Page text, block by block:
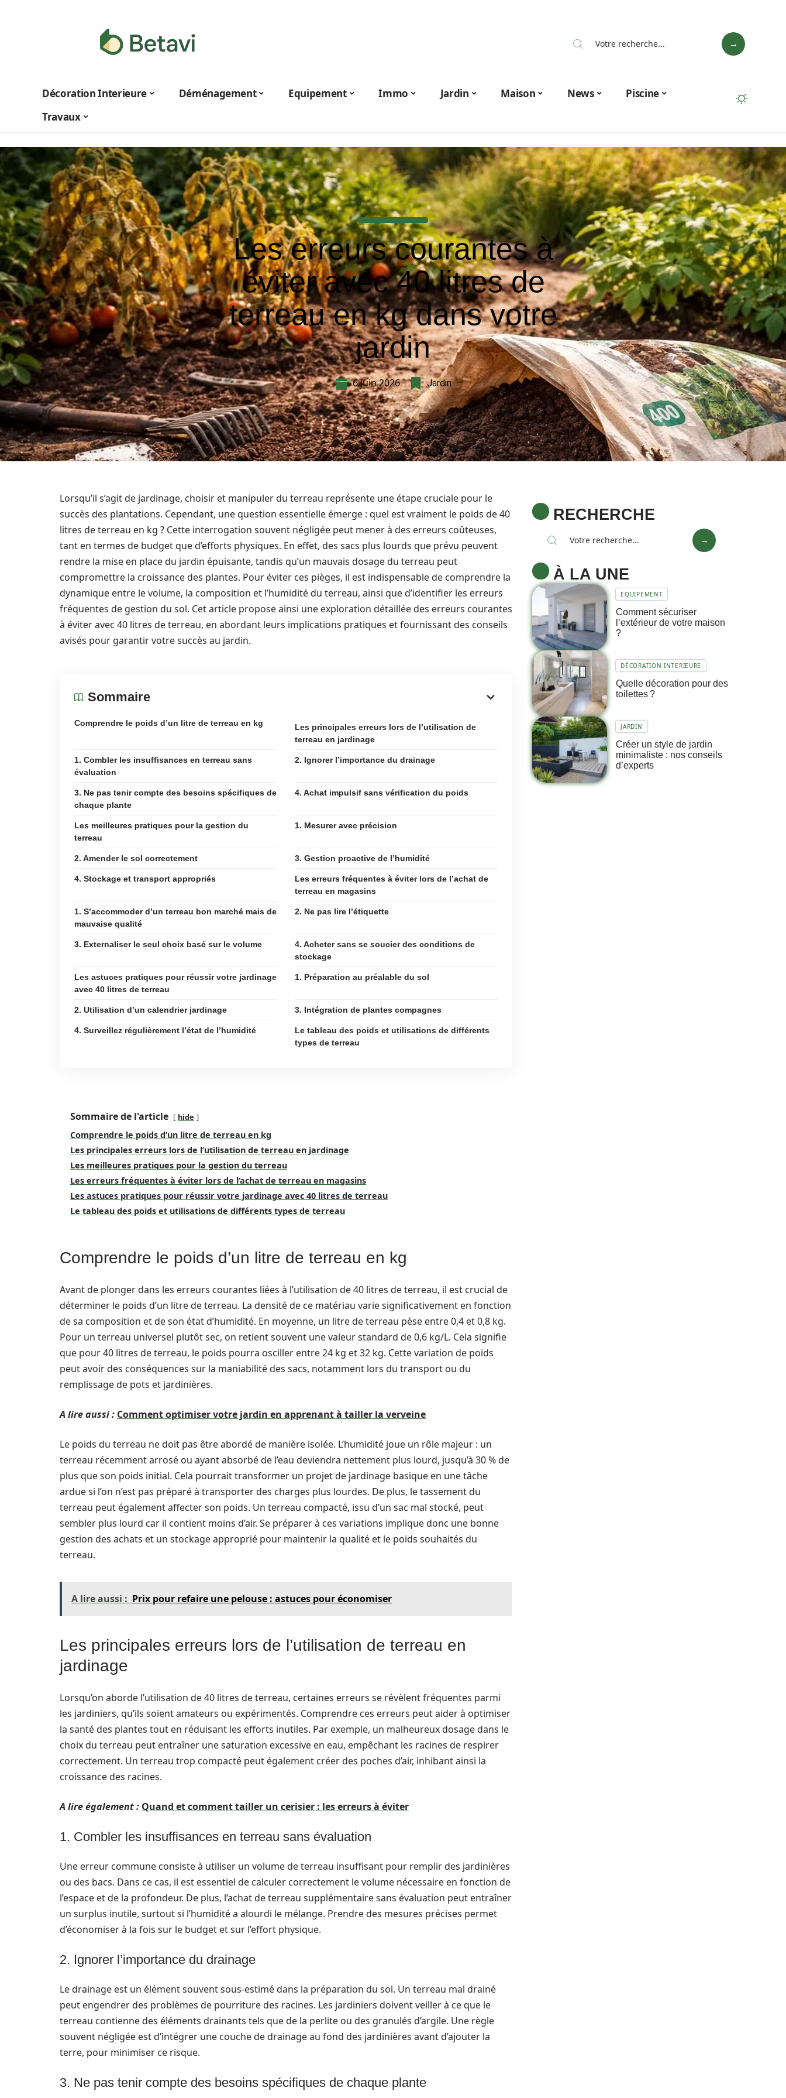
Décoration Interieure Déménagement Equipement Immo Jardin Maison News
Piscine
Travaux
Les erreurs courantes à
éviter avec 40 litres de
terreau en kg dans votre
jardin
6 juin 2026 Jardin
Lorsqu’il s’agit de jardinage, choisir et manipuler du terreau représente une étape cruciale pour le
succès des plantations. Cependant, une question essentielle émerge : quel est vraiment le poids de 40
litres de terreau en kg ? Cette interrogation souvent négligée peut mener à des erreurs coûteuses,
tant en termes de budget que d’efforts physiques. En effet, des sacs plus lourds que prévu peuvent
rendre la mise en place du jardin épuisante, tandis qu’un mauvais dosage du terreau peut
compromettre la croissance des plantes. Pour éviter ces pièges, il est indispensable de comprendre la
dynamique entre le volume, la composition et l’humidité du terreau, ainsi que d’identifier les erreurs
fréquentes de gestion du sol. Cet article propose ainsi une exploration détaillée des erreurs courantes
à éviter avec 40 litres de terreau, en abordant leurs implications pratiques et fournissant des conseils
avisés pour garantir votre succès au jardin.
Sommaire
Comprendre le poids d’un litre de terreau en kg
Les principales erreurs lors de l’utilisation de
terreau en jardinage
1. Combler les insuffisances en terreau sans
évaluation
2. Ignorer l’importance du drainage
3. Ne pas tenir compte des besoins spécifiques de
chaque plante
4. Achat impulsif sans vérification du poids
Les meilleures pratiques pour la gestion du
terreau
1. Mesurer avec précision
2. Amender le sol correctement 3. Gestion proactive de l’humidité
4. Stockage et transport appropriés
Les erreurs fréquentes à éviter lors de l’achat de
terreau en magasins
1. S’accommoder d’un terreau bon marché mais de
mauvaise qualité
2. Ne pas lire l’étiquette
3. Externaliser le seul choix basé sur le volume
4. Acheter sans se soucier des conditions de
stockage
Les astuces pratiques pour réussir votre jardinage
avec 40 litres de terreau
1. Préparation au préalable du sol
2. Utilisation d’un calendrier jardinage 3. Intégration de plantes compagnes
4. Surveillez régulièrement l’état de l’humidité
Le tableau des poids et utilisations de différents
types de terreau
Sommaire de l'article hide
Comprendre le poids d’un litre de terreau en kg
Les principales erreurs lors de l’utilisation de terreau en jardinage
Les meilleures pratiques pour la gestion du terreau
Les erreurs fréquentes à éviter lors de l’achat de terreau en magasins
Les astuces pratiques pour réussir votre jardinage avec 40 litres de terreau
Le tableau des poids et utilisations de différents types de terreau
Comprendre le poids d’un litre de terreau en kg
Avant de plonger dans les erreurs courantes liées à l’utilisation de 40 litres de terreau, il est crucial de
déterminer le poids d’un litre de terreau. La densité de ce matériau varie significativement en fonction
de sa composition et de son état d’humidité. En moyenne, un litre de terreau pèse entre 0,4 et 0,8 kg.
Pour un terreau universel plutôt sec, on retient souvent une valeur standard de 0,6 kg/L. Cela signifie
que pour 40 litres de terreau, le poids pourra osciller entre 24 kg et 32 kg. Cette variation de poids
peut avoir des conséquences sur la maniabilité des sacs, notamment lors du transport ou du
remplissage de pots et jardinières.
A lire aussi : Comment optimiser votre jardin en apprenant à tailler la verveine
Le poids du terreau ne doit pas être abordé de manière isolée. L’humidité joue un rôle majeur : un
terreau récemment arrosé ou ayant absorbé de l’eau deviendra nettement plus lourd, jusqu’à 30 % de
plus que son poids initial. Cela pourrait transformer un projet de jardinage basique en une tâche
ardue si l’on n’est pas préparé à transporter des charges plus lourdes. De plus, le tassement du
terreau peut également affecter son poids. Un terreau compacté, issu d’un sac mal stocké, peut
sembler plus lourd car il contient moins d’air. Se préparer à ces variations implique donc une bonne
gestion des achats et un stockage approprié pour maintenir la qualité et le poids souhaités du
terreau.
A lire aussi : Prix pour refaire une pelouse : astuces pour économiser
Les principales erreurs lors de l’utilisation de terreau en
jardinage
Lorsqu’on aborde l’utilisation de 40 litres de terreau, certaines erreurs se révèlent fréquentes parmi
les jardiniers, qu’ils soient amateurs ou expérimentés. Comprendre ces erreurs peut aider à optimiser
la santé des plantes tout en réduisant les efforts inutiles. Par exemple, un malheureux dosage dans le
choix du terreau peut entraîner une saturation excessive en eau, empêchant les racines de respirer
correctement. Un terreau trop compacté peut également créer des poches d’air, inhibant ainsi la
croissance des racines.
A lire également : Quand et comment tailler un cerisier : les erreurs à éviter
1. Combler les insuffisances en terreau sans évaluation
Une erreur commune consiste à utiliser un volume de terreau insuffisant pour remplir des jardinières
ou des bacs. Dans ce cas, il est essentiel de calculer correctement le volume nécessaire en fonction de
l’espace et de la profondeur. De plus, l’achat de terreau supplémentaire sans évaluation peut entraîner
un surplus inutile, surtout si l’humidité a alourdi le mélange. Prendre des mesures précises permet
d’économiser à la fois sur le budget et sur l’effort physique.
2. Ignorer l’importance du drainage
Le drainage est un élément souvent sous-estimé dans la préparation du sol. Un terreau mal drainé
peut engendrer des problèmes de pourriture des racines. Les jardiniers doivent veiller à ce que le
terreau contienne des éléments drainants tels que de la perlite ou des granulés d’argile. Une règle
souvent négligée est d’intégrer une couche de drainage au fond des jardinières avant d’ajouter la
terre, pour minimiser ce risque.
3. Ne pas tenir compte des besoins spécifiques de chaque plante
RECHERCHE
À LA UNE
EQUIPEMENT
Comment sécuriser
l’extérieur de votre maison
?
DÉCORATION INTERIEURE
Quelle décoration pour des
toilettes ?
JARDIN
Créer un style de jardin
minimaliste : nos conseils
d’experts